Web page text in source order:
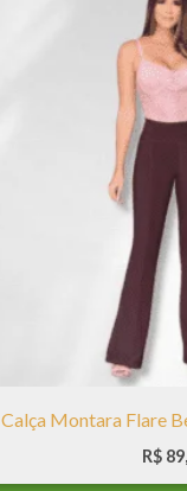
Calça Montara Flare
R$